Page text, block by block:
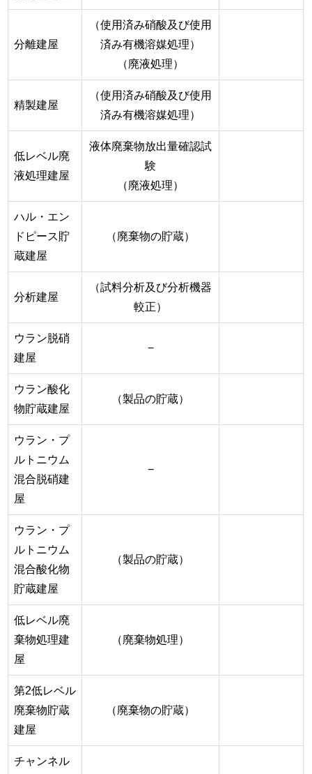
分離建屋
（使用済み硝酸及び使用
済み有機溶媒処理）
（廃液処理）
精製建屋
（使用済み硝酸及び使用
済み有機溶媒処理）
低レベル廃
液処理建屋
液体廃棄物放出量確認試
験
（廃液処理）
ハル・エン
ドピース貯
蔵建屋
（廃棄物の貯蔵）
分析建屋
（試料分析及び分析機器
較正）
ウラン脱硝
建屋
−
ウラン酸化
物貯蔵建屋
（製品の貯蔵）
ウラン・プ
ルトニウム
混合脱硝建
屋
−
ウラン・プ
ルトニウム
混合酸化物
貯蔵建屋
（製品の貯蔵）
低レベル廃
棄物処理建
屋
（廃棄物処理）
第2低レベル
廃棄物貯蔵
建屋
（廃棄物の貯蔵）
チャンネル